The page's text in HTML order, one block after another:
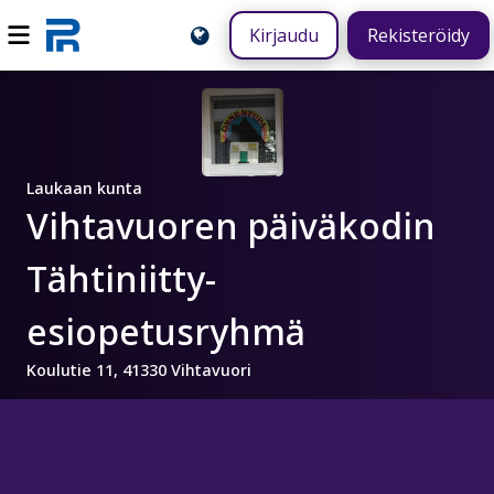
Kirjaudu Rekisteröidy
Laukaan kunta
Vihtavuoren päiväkodin
Tähtiniitty-
esiopetusryhmä
Koulutie 11, 41330 Vihtavuori